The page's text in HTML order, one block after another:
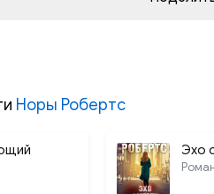
Норы Робертс
Эхо